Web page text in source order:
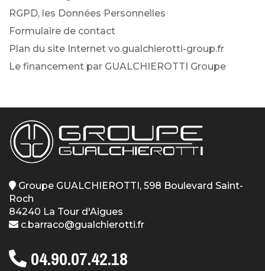
RGPD, les Données Personnelles
Formulaire de contact
Plan du site Internet vo.gualchierotti-group.fr
Le financement par GUALCHIEROTTI Groupe
Groupe GUALCHIEROTTI, 598 Boulevard Saint-
Roch
84240 La Tour d'Aigues
c.barraco@gualchierotti.fr
04.90.07.42.18